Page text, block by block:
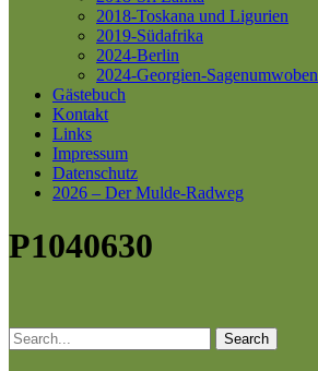
2018-Toskana und Ligurien
2019-Südafrika
2024-Berlin
2024-Georgien-
Gästebuch
Kontakt
Links
Impressum
Datenschutz
2026 – Der Mulde-Radweg
P1040630
Search